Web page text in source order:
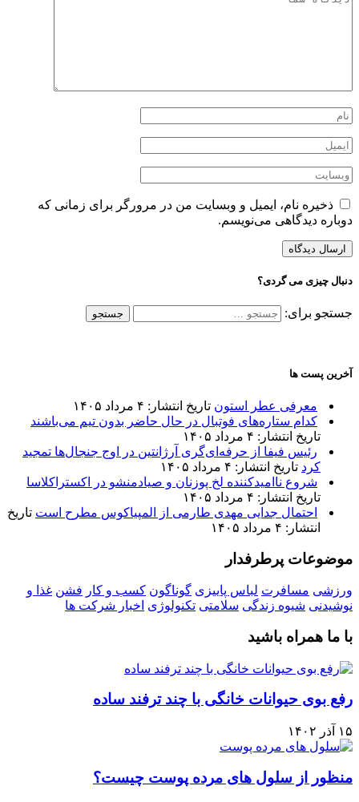
ذخیره نام، ایمیل و وبسایت من در مرورگر برای زمانی که
دوباره دیدگاهی می‌نویسم.
دنبال چیزی می گردی؟
جستجو برای:
آخرین پست ها
معرفی عطر استون تاریخ انتشار: ۴ مرداد ۱۴۰۵
کدام ستاره‌های فوتبال در حال حاضر بدون تیم می‌باشند
تاریخ انتشار: ۴ مرداد ۱۴۰۵
رئیس فیفا از حرفه‌ای‌گری آرژانتین در اوج جنجال‌ها تمجید
کرد تاریخ انتشار: ۴ مرداد ۱۴۰۵
شروع ناامیدکننده لخ پوزنان و صیادمنشو در اکستراکلاسا
تاریخ انتشار: ۴ مرداد ۱۴۰۵
احتمال جدایی مهدی طارمی از المپیاکوس مطرح است تاریخ
انتشار: ۴ مرداد ۱۴۰۵
موضوعات پرطرفدار
ورزشی مسافرت لباس پاییزی گوناگون کسب و کار فشن غذا و
نوشیدنی شیوه زندگی سلامتی تکنولوژی اخبار شرکت ها
با ما همراه باشید
رفع بوی حیوانات خانگی با چند ترفند ساده
۱۵ آذر ۱۴۰۲
منظور از سلول های مرده پوست چیست؟